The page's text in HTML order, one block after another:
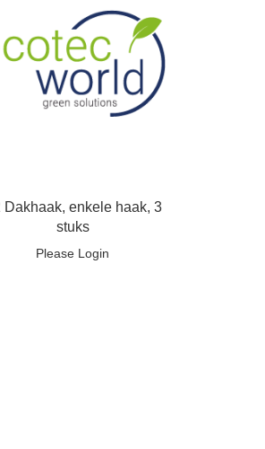
Dakhaak, enkele haak, 3
stuks
Please Login